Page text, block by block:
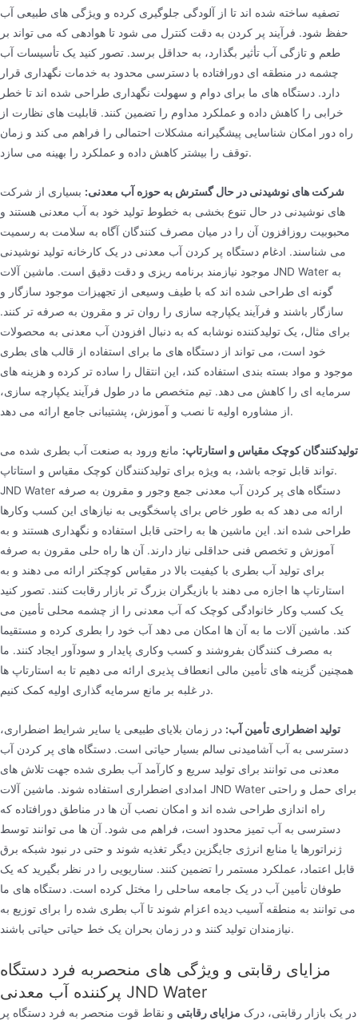
تصفیه ساخته شده اند تا از آلودگی جلوگیری کرده و ویژگی های طبیعی آب
حفظ شود. فرآیند پر کردن به دقت کنترل می شود تا هوادهی که می تواند بر
طعم و تازگی آب تأثیر بگذارد، به حداقل برسد. تصور کنید یک تأسیسات آب
چشمه در منطقه ای دورافتاده با دسترسی محدود به خدمات نگهداری قرار
دارد. دستگاه های ما برای دوام و سهولت نگهداری طراحی شده اند تا خطر
خرابی را کاهش داده و عملکرد مداوم را تضمین کنند. قابلیت های نظارت از
راه دور امکان شناسایی پیشگیرانه مشکلات احتمالی را فراهم می کند و زمان
توقف را بیشتر کاهش داده و عملکرد را بهینه می سازد.
شرکت های نوشیدنی در حال گسترش به حوزه آب معدنی: بسیاری از شرکت
های نوشیدنی در حال تنوع بخشی به خطوط تولید خود به آب معدنی هستند و
محبوبیت روزافزون آن را در میان مصرف کنندگان آگاه به سلامت به رسمیت
می شناسند. ادغام دستگاه پر کردن آب معدنی در یک کارخانه تولید نوشیدنی
موجود نیازمند برنامه ریزی و دقت دقیق است. ماشین آلات JND Water به
گونه ای طراحی شده اند که با طیف وسیعی از تجهیزات موجود سازگار و
سازگار باشند و فرآیند یکپارچه سازی را روان تر و مقرون به صرفه تر کنند.
برای مثال، یک تولیدکننده نوشابه که به دنبال افزودن آب معدنی به محصولات
خود است، می تواند از دستگاه های ما برای استفاده از قالب های بطری
موجود و مواد بسته بندی استفاده کند، این انتقال را ساده تر کرده و هزینه های
سرمایه ای را کاهش می دهد. تیم متخصص ما در طول فرآیند یکپارچه سازی،
از مشاوره اولیه تا نصب و آموزش، پشتیبانی جامع ارائه می دهد.
تولیدکنندگان کوچک مقیاس و استارتاپ: مانع ورود به صنعت آب بطری شده می
تواند قابل توجه باشد، به ویژه برای تولیدکنندگان کوچک مقیاس و استاتاپ.
JND Water دستگاه های پر کردن آب معدنی جمع وجور و مقرون به صرفه
ارائه می دهد که به طور خاص برای پاسخگویی به نیازهای این کسب وکارها
طراحی شده اند. این ماشین ها به راحتی قابل استفاده و نگهداری هستند و به
آموزش و تخصص فنی حداقلی نیاز دارند. آن ها راه حلی مقرون به صرفه
برای تولید آب بطری با کیفیت بالا در مقیاس کوچکتر ارائه می دهند و به
استارتاپ ها اجازه می دهند با بازیگران بزرگ تر بازار رقابت کنند. تصور کنید
یک کسب وکار خانوادگی کوچک که آب معدنی را از چشمه محلی تأمین می
کند. ماشین آلات ما به آن ها امکان می دهد آب خود را بطری کرده و مستقیما
به مصرف کنندگان بفروشند و کسب وکاری پایدار و سودآور ایجاد کنند. ما
همچنین گزینه های تأمین مالی انعطاف پذیری ارائه می دهیم تا به استارتاپ ها
در غلبه بر مانع سرمایه گذاری اولیه کمک کنیم.
تولید اضطراری تأمین آب: در زمان بلایای طبیعی یا سایر شرایط اضطراری،
دسترسی به آب آشامیدنی سالم بسیار حیاتی است. دستگاه های پر کردن آب
معدنی می توانند برای تولید سریع و کارآمد آب بطری شده جهت تلاش های
امدادی اضطراری استفاده شوند. ماشین آلات JND Water برای حمل و راحتی
راه اندازی طراحی شده اند و امکان نصب آن ها در مناطق دورافتاده که
دسترسی به آب تمیز محدود است، فراهم می شود. آن ها می توانند توسط
ژنراتورها یا منابع انرژی جایگزین دیگر تغذیه شوند و حتی در نبود شبکه برق
قابل اعتماد، عملکرد مستمر را تضمین کنند. سناریویی را در نظر بگیرید که یک
طوفان تأمین آب در یک جامعه ساحلی را مختل کرده است. دستگاه های ما
می توانند به منطقه آسیب دیده اعزام شوند تا آب بطری شده را برای توزیع به
نیازمندان تولید کنند و در زمان بحران یک خط حیاتی حیاتی باشند.
مزایای رقابتی و ویژگی های منحصربه فرد دستگاه
پرکننده آب معدنی JND Water
در یک بازار رقابتی، درک مزایای رقابتی و نقاط قوت منحصر به فرد دستگاه پر